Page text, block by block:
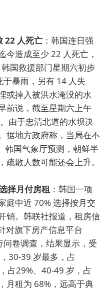
22 人死亡 ：韩国连日强
今造成至少 22 人死亡，
国救援部门星期六初步
暴雨，另有 14 人失
或掉入被洪水淹没的水
前说，截至星期六上午
由于忠清北道的水坝决
据地方政府称，当局在不
韩国气象厅预测，朝鲜半
散人数可能还会上升。
择月付房租 ：韩国一项
庭中近 70% 选择按月交
销。韩联社报道，租房信
对旗下房产信息平台
问卷调查，结果显示，受
30-39 岁最多，占
占29%、40-49 岁，占
月租为 68%，远高于典